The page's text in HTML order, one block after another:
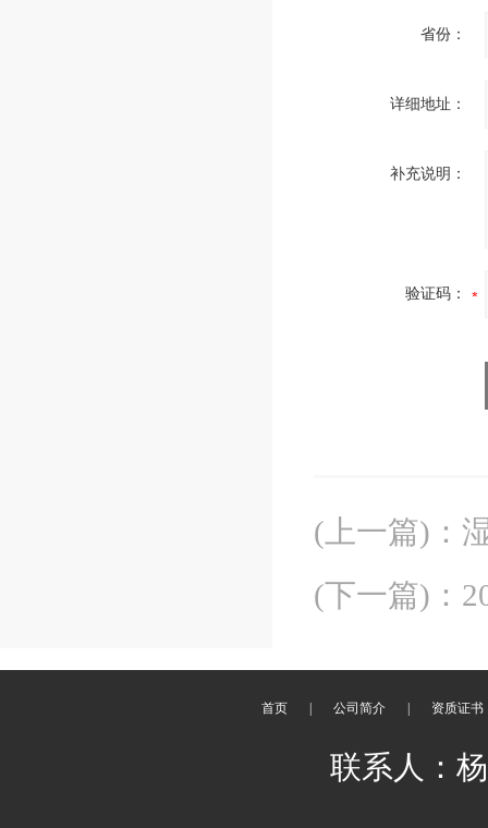
省份：
详细地址：
补充说明：
验证码：
(上一篇) ：
(下一篇) ：
首页 公司简介 资质证书
联系人：